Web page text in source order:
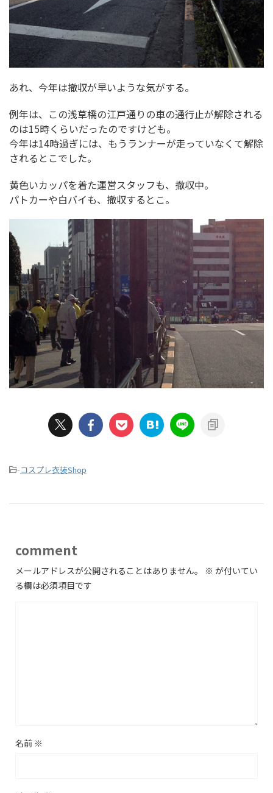
あれ、今年は撤収が早いような気がする。
例年は、この浅草橋の江戸通りの車の通行止が解除される
のは15時くらいだったのですけども。
今年は14時過ぎには、もうランナーが走っていなくて解除
されるとこでした。
黄色いカッパを着た運営スタッフも、撤収中。
パトカーや白バイも、撤収するとこ。
-コスプレ衣装Shop
comment
メールアドレスが公開されることはありません。 ※ が付いてい
る欄は必須項目です
名前 ※